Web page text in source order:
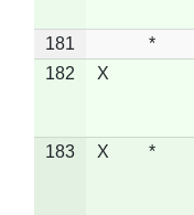
181 *
182
X
183 X *